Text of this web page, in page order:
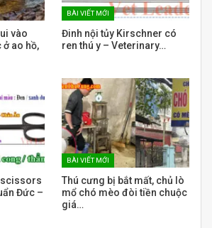
vào
ở ao hồ,
BÀI VIẾT MỚI
Đinh nội tủy Kirschner có
ren thú y – Veterinary…
scissors
Đức –
BÀI VIẾT MỚI
Thú cưng bị bắt mất, chủ lò
mổ chó mèo đòi tiền chuộc
giá…